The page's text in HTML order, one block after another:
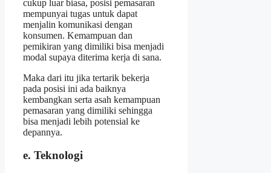
cukup luar biasa, posisi pemasaran
mempunyai tugas untuk dapat
menjalin komunikasi dengan
konsumen. Kemampuan dan
pemikiran yang dimiliki bisa menjadi
modal supaya diterima kerja di sana.
Maka dari itu jika tertarik bekerja
pada posisi ini ada baiknya
kembangkan serta asah kemampuan
pemasaran yang dimiliki sehingga
bisa menjadi lebih potensial ke
depannya.
e. Teknologi